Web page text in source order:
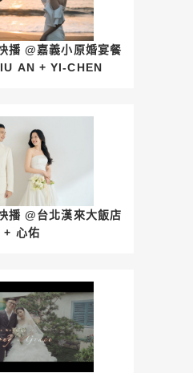
播 @嘉義小原婚宴餐
2026.07.18 LIU AN + YI-CHEN
播 @台北漢來大飯店
亮宇 + 心佑